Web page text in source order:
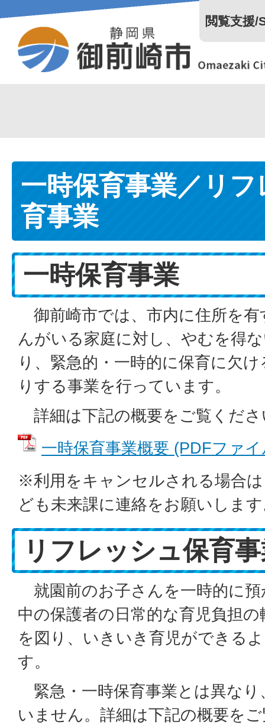
閲覧支援
一時保育事業／リ
育事業
一時保育事業
御前崎市では、市内に住所を有
んがいる家庭に対し、やむを得
り、緊急的・一時的に保育に欠
りする事業を行っています。
詳細は下記の概要をご覧くださ
一時保育事業概要 (PDFファ
※利用をキャンセルされる場合
ども未来課に連絡をお願いしま
リフレッシュ保育
就園前のお子さんを一時的に
中の保護者の日常的な育児負担
を図り、いきいき育児ができる
す。
緊急・一時保育事業とは異なり
いません。詳細は下記の概要を